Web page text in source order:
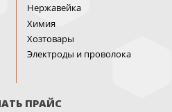
Нержавейка
Химия
Хозтовары
Электроды и проволока
ПРАЙС